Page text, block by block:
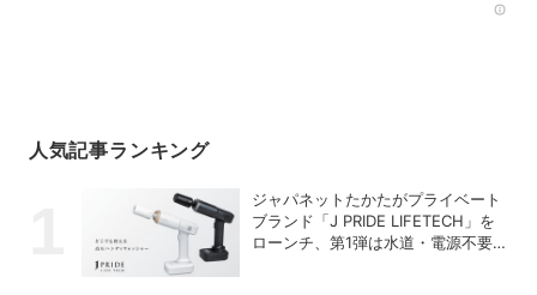
人気記事ランキング
ジャパネットたかたがプライベート
ブランド「J PRIDE LIFETECH」を
ローンチ、第1弾は水道・電源不要